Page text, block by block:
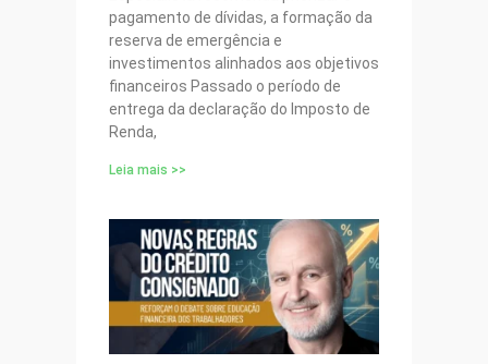
pagamento de dívidas, a formação da
reserva de emergência e
investimentos alinhados aos objetivos
financeiros Passado o período de
entrega da declaração do Imposto de
Renda,
Leia mais >>